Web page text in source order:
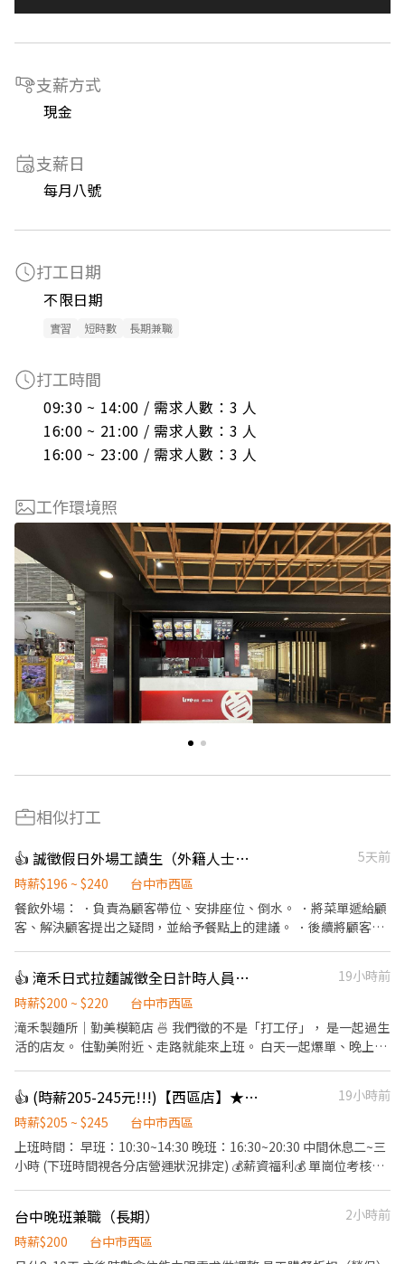
支薪方式
現金
支薪日
每月八號
打工日期
不限日期
實習 短時數 長期兼職
打工時間
09:30 ~ 14:00 / 需求人數：3 人
16:00 ~ 21:00 / 需求人數：3 人
16:00 ~ 23:00 / 需求人數：3 人
工作環境照
相似打工
👍 誠徵假日外場工讀生（外籍人士也可以）
5天前
時薪$196 ~ $240
台中市西區
餐飲外場： ．負責為顧客帶位、安排座位、倒水。 ．將菜單遞給顧
客、解決顧客提出之疑問，並給予餐點上的建議。 ．後續將顧客點
負責結帳、收銀等工作。 餐飲內場： ．擔任廚師的助手，處理烹飪
前與烹飪中之準備工作與其他餐廳相關事務。 ．負責洗、剝、削、
切各種食材。 ．負責清理工作環境、設備和餐具。 ．準備不同餐點
所需要的食材。 ．協助測量食材的容量與重量。 ．負責擺盤、打包
👍 滝禾日式拉麵誠徵全日計時人員（數名）
19小時前
時薪$200 ~ $220
台中市西區
滝禾製麵所｜勤美模範店 🍜 我們徵的不是「打工仔」， 是一起過生
活的店友。 住勤美附近、走路就能來上班。 白天一起爆單、晚上一
下班」的老派文化， 忙完老闆還會叫你快回家😆 沒經驗沒差， 會有
人帶你、教你。 希望你來這裡不是只有賺錢， 而是認識一群人、留
下一段很青春的日子。✨
👍 (時薪205-245元!!!)【西區店】★ 兼職內場廚助｜彈性排班｜無經驗可｜復職同仁、寒暑假打工
19小時前
時薪$205 ~ $245
台中市西區
上班時間： 早班：10:30~14:30 晚班：16:30~20:30 中間休息二~三
小時 (下班時間視各分店營運狀況排定) 💰薪資福利💰 單崗位考核通
須能配合15小時。 3.每週六、日或連續假期至少能配合排班一日。
3.休假須與現場配合排班與協調。 4.通過崗位考核時薪調整，共4區
站最高加40元/小時。 5.見習期最長為90小時，經主管評估不適任
台中晚班兼職（長期）
2小時前
時薪$200
台中市西區